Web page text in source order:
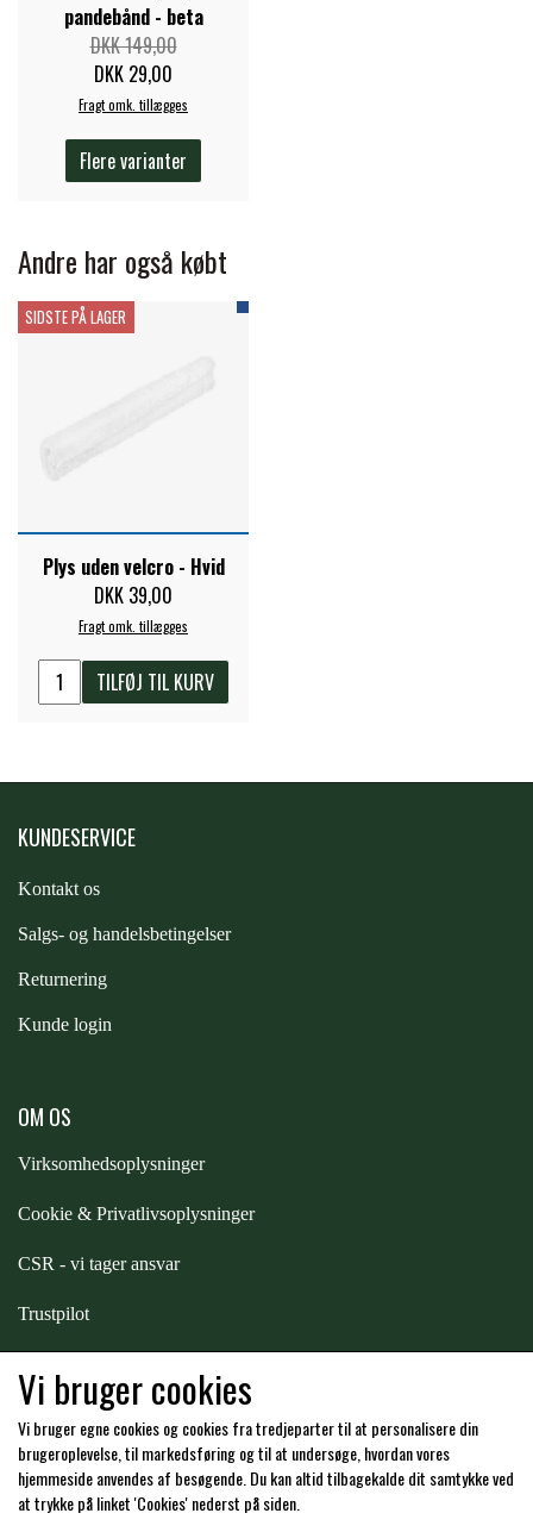
STUD MUFFIN
WAHLSTEN
ZILCO
QHP -BRANDS OF Q
PREMIER EQUINE INSEKTBESKYTTELSE
pandebånd - beta
DKK 149,00
DKK 29,00
Fragt omk. tillægges
Flere varianter
Andre har også købt
SIDSTE PÅ LAGER
Plys uden velcro - Hvid
DKK 39,00
Fragt omk. tillægges
TILFØJ TIL KURV
KUNDESERVICE
Kontakt os
Salgs- og handelsbetingelser
Returnering
Kunde login
OM OS
Virksomhedsoplysninger
Cookie & Privatlivsoplysninger
CSR - vi tager ansvar
Trustpilot
Hos os kan du betale med:
Vi bruger cookies
Vi bruger egne cookies og cookies fra tredjeparter til at personalisere din
brugeroplevelse, til markedsføring og til at undersøge, hvordan vores
hjemmeside anvendes af besøgende. Du kan altid tilbagekalde dit samtykke ved
at trykke på linket 'Cookies' nederst på siden.